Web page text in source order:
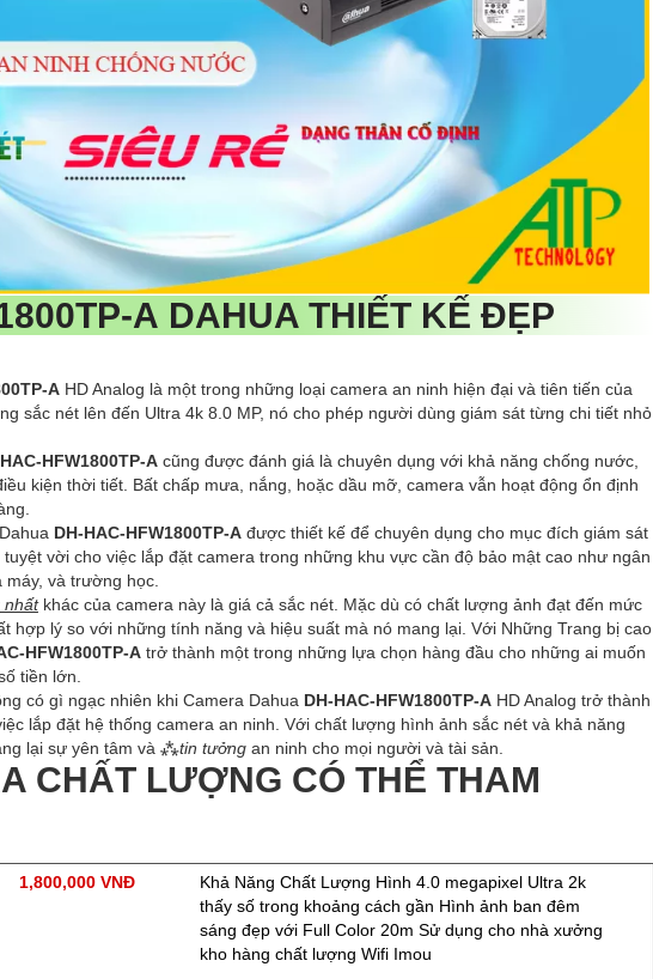
A DAHUA THIẾT KẾ ĐẸP
A HD Analog là một trong những loại camera an ninh hiện đại và tiên tiến của
sắc nét lên đến Ultra 4k 8.0 MP, nó cho phép người dùng giám sát từng chi tiết nhỏ
HFW1800TP-A cũng được đánh giá là chuyên dụng với khả năng chống nước,
kiện thời tiết. Bất chấp mưa, nắng, hoặc dầu mỡ, camera vẫn hoạt động ổn định
DH-HAC-HFW1800TP-A được thiết kế để chuyên dụng cho mục đích giám sát
vời cho việc lắp đặt camera trong những khu vực cần độ bảo mật cao như ngân
và trường học.
nhấtkhác của camera này là giá cả sắc nét. Mặc dù có chất lượng ảnh đạt đến mức
hợp lý so với những tính năng và hiệu suất mà nó mang lại. Với Những Trang bị cao
HFW1800TP-A trở thành một trong những lựa chọn hàng đầu cho những ai muốn
tiền lớn.
có gì ngạc nhiên khi Camera Dahua DH-HAC-HFW1800TP-A HD Analog trở thành
lắp đặt hệ thống camera an ninh. Với chất lượng hình ảnh sắc nét và khả năng
lại sự yên tâm và ⁂tin tưởng an ninh cho mọi người và tài sản.
CHẤT LƯỢNG CÓ THỂ THAM
1,800,000 VNĐ
Khả Năng Chất Lượng Hình 4.0 megapixel Ultra 2k
thấy số trong khoảng cách gần Hình ảnh ban đêm
sáng đẹp với Full Color 20m Sử dụng cho nhà xưởng
kho hàng chất lượng Wifi Imou